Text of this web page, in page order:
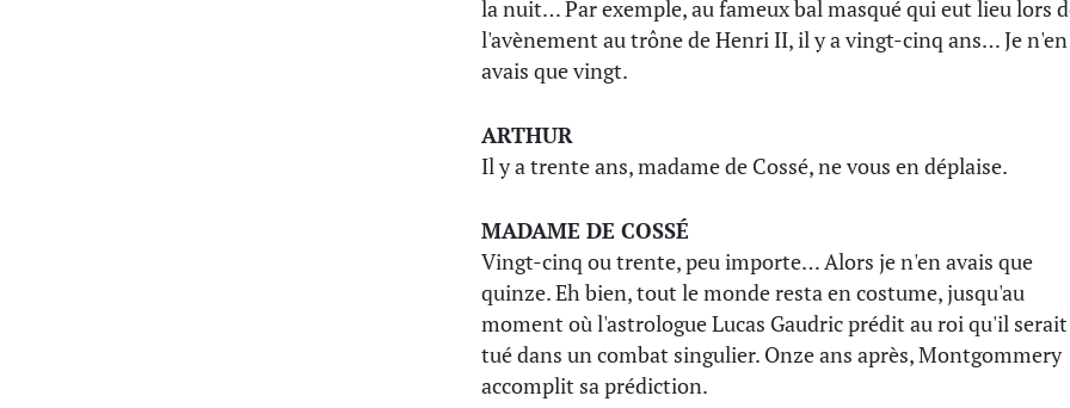
la nuit… Par exemple, au fameux bal masqué qui eut lieu lors
l'avènement au trône de Henri II, il y a vingt-cinq ans… Je n'en
avais que vingt.
ARTHUR
Il y a trente ans, madame de Cossé, ne vous en déplaise.
MADAME DE COSSÉ
Vingt-cinq ou trente, peu importe… Alors je n'en avais que
quinze. Eh bien, tout le monde resta en costume, jusqu'au
moment où l'astrologue Lucas Gaudric prédit au roi qu'il serait
tué dans un combat singulier. Onze ans après, Montgommery
accomplit sa prédiction.